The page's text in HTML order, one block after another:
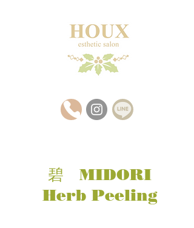
​碧 MIDORI
Herb Peeling